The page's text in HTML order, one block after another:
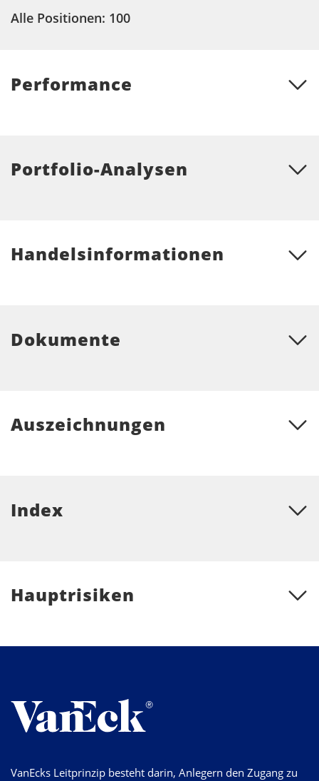
Alle Positionen: 100
Performance
Portfolio-Analysen
Handelsinformationen
Dokumente
Auszeichnungen
Index
Hauptrisiken
VanEcks Leitprinzip besteht darin, Anlegern den Zugang zu